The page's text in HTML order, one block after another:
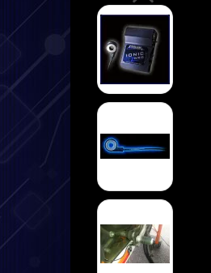
➤ Kabel
➤ Akkus
➤ Service
➤ Deutsche
➤ Datenlogger
➤ Halterungen
➤ Sensoren
➤ Kabel